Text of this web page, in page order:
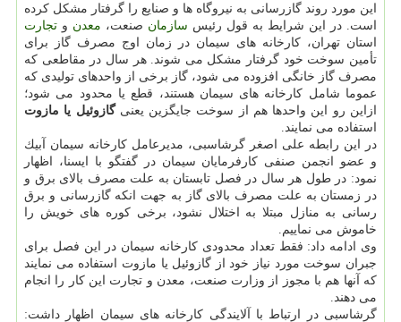
این مورد روند گازرسانی به نیروگاه ها و صنایع را گرفتار مشكل كرده
است. در این شرایط به قول رئیس سازمان صنعت، معدن و تجارت
استان تهران، كارخانه های سیمان در زمان اوج مصرف گاز برای
تأمین سوخت خود گرفتار مشكل می شوند. هر سال در مقاطعی كه
مصرف گاز خانگی افزوده می شود، گاز برخی از واحدهای تولیدی كه
عموما شامل كارخانه های سیمان هستند، قطع یا محدود می شود؛
ازاین رو این واحدها هم از سوخت جایگزین یعنیگازوئیل یا مازوت
استفاده می نمایند.
در این رابطه علی اصغر گرشاسبی، مدیرعامل كارخانه سیمان آبیك
و عضو انجمن صنفی كارفرمایان سیمان در گفتگو با ایسنا، اظهار
نمود: در طول هر سال در فصل تابستان به علت مصرف بالای برق و
در زمستان به علت مصرف بالای گاز به جهت انكه گازرسانی و برق
رسانی به منازل مبتلا به اختلال نشود، برخی كوره های خویش را
خاموش می نماییم.
وی ادامه داد: فقط تعداد محدودی كارخانه سیمان در این فصل برای
جبران سوخت مورد نیاز خود از گازوئیل یا مازوت استفاده می نمایند
كه آنها هم با مجوز از وزارت صنعت، معدن و تجارت این كار را انجام
می دهند.
گرشاسبی در ارتباط با آلایندگی كارخانه های سیمان اظهار داشت: